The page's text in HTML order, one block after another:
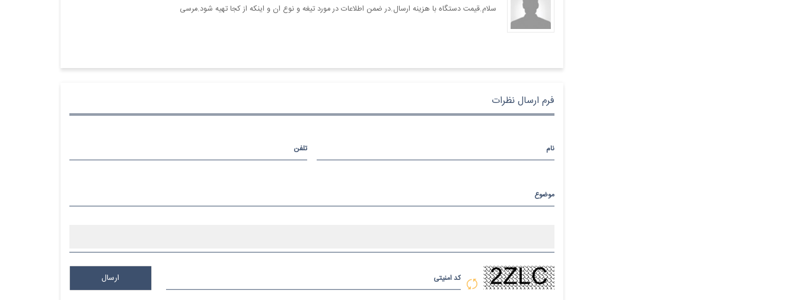
سلام.قیمت دستگاه با هزینه ارسال.در ضمن اطلاعات در مورد تیغه و نوع ان و اینکه از کجا تهیه شود.مرسی
فرم ارسال نظرات
نام تلفن
موضوع
کد امنیتی